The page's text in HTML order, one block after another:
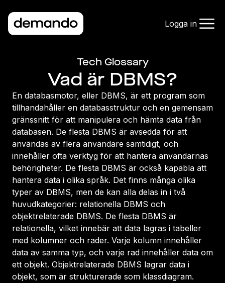
Logga in
Tech Glossary
Vad är DBMS?
En databasmotor, eller DBMS, är ett program som
tillhandahåller en databasstruktur och en gemensam
gränssnitt för att manipulera och hämta data från
databasen. De flesta DBMS är avsedda för att
användas av flera användare samtidigt, och
innehåller ofta verktyg för att hantera användarnas
behörigheter. De flesta DBMS är också kapabla att
hantera data i olika språk. Det finns många olika
typer av DBMS, men de kan alla delas in i två
huvudkategorier: relationella DBMS och
objektrelaterade DBMS. De flesta DBMS är
relationella, vilket innebär att data lagras i tabeller
med kolumner och rader. Varje kolumn innehåller
data av samma typ, och varje rad innehåller data om
ett objekt. Objektrelaterade DBMS lagrar data i
objekt, som är strukturerade som klassdiagram.